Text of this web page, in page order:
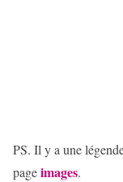
PS. Il y a une
pageimages.